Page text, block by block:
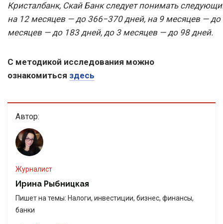
Кристалбанк, Скай Банк следует понимать
на 12 месяцев — до 366−370 дней, на 9 месяцев — до
месяцев — до 183 дней, до 3 месяцев — до 98 дней.
С методикой исследования можно
ознакомиться здесь
Автор:
Журналист
Ирина Рыбницкая
Пишет на темы: Налоги, инвестиции, бизнес, финансы,
банки